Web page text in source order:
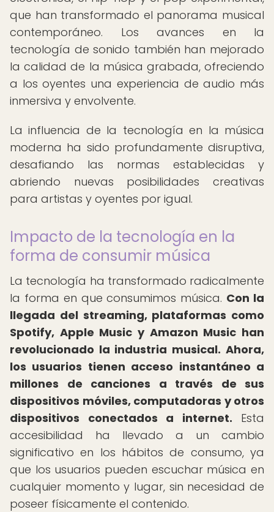
que han transformado el panorama musical
contemporáneo. Los avances en la
tecnología de sonido también han mejorado
la calidad de la música grabada, ofreciendo
a los oyentes una experiencia de audio más
inmersiva y envolvente.
La influencia de la tecnología en la música
moderna ha sido profundamente disruptiva,
desafiando las normas establecidas y
abriendo nuevas posibilidades creativas
para artistas y oyentes por igual.
Impacto de la tecnología en la
forma de consumir música
La tecnología ha transformado radicalmente
la forma en que consumimos música. Con la
llegada del streaming, plataformas como
Spotify, Apple Music y Amazon Music han
revolucionado la industria musical. Ahora,
los usuarios tienen acceso instantáneo a
millones de canciones a través de sus
dispositivos móviles, computadoras y otros
dispositivos conectados a internet. Esta
accesibilidad ha llevado a un cambio
significativo en los hábitos de consumo, ya
que los usuarios pueden escuchar música en
cualquier momento y lugar, sin necesidad de
poseer físicamente el contenido.